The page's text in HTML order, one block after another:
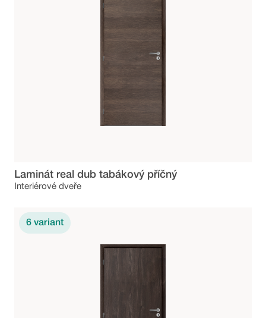
Laminát real dub tabákový příčný
Interiérové dveře
6 variant